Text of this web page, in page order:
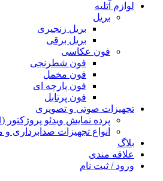
لوازم آتلیه
بریل
بریل زنجیری
بریل برقی
فون عکاسی
فون شطرنجی
فون مخمل
فون پارچه ای
فون پرتابل
تجهیزات صوتی و تصویری
پرده نمایش ویدئو پروژکتور (PROJECTION SCREEN)
انواع تجهیزات صدابرداری
بلاگ
علاقه مندی
ورود / ثبت نام